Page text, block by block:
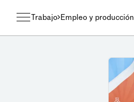
Trabajo Empleo y producción